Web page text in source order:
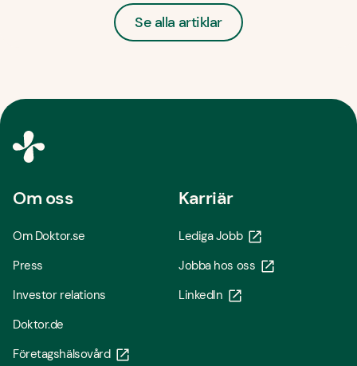
Se alla artiklar
Om oss
Om Doktor.se
Press
Investor relations
Doktor.de
Företagshälsovård
Karriär
Lediga Jobb
Jobba hos oss
LinkedIn